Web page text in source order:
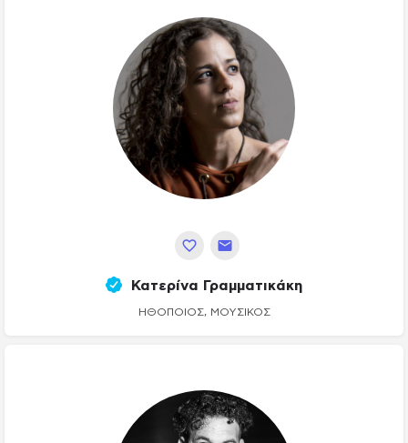
Κατερίνα Γραμματικάκη
ΗΘΟΠΟΙΌΣ, ΜΟΥΣΙΚΌΣ